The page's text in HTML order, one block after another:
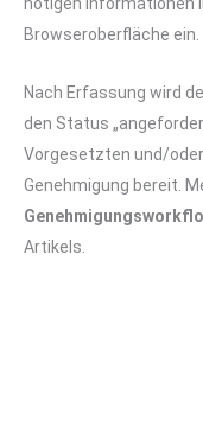
Browseroberfläche ein.
Nach Erfassung wird
den Status
Vorgesetzten und/
Genehmigung bereit.
Artikels.